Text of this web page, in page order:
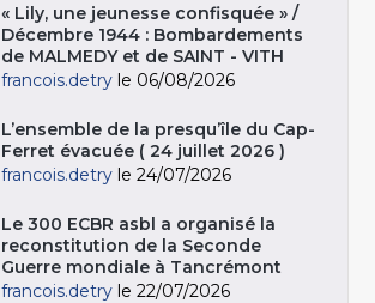
« Lily, une jeunesse confisquée » /
Décembre 1944 : Bombardements
de MALMEDY et de SAINT - VITH
francois.detry le 06/08/2026
L’ensemble de la presqu’île du Cap-
Ferret évacuée ( 24 juillet 2026 )
francois.detry le 24/07/2026
Le 300 ECBR asbl a organisé la
reconstitution de la Seconde
Guerre mondiale à Tancrémont
francois.detry le 22/07/2026